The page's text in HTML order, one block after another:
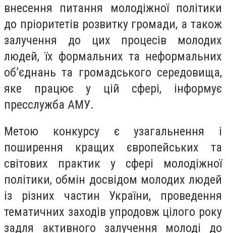
внесення питання молодіжної політики
до пріоритетів розвитку громади, а також
залучення до цих процесів молодих
людей, їх формальних та неформальних
об’єднань та громадського середовища,
яке працює у цій сфері, інформує
пресслужба АМУ.
Метою конкурсу є узагальнення і
поширення кращих європейських та
світових практик у сфері молодіжної
політики, обмін досвідом молодих людей
із різних частин України, проведення
тематичних заходів упродовж цілого року
задля активного залучення молоді до